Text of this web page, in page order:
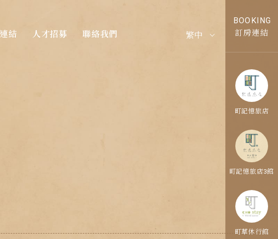
結 人才招募 聯絡我們 繁中
BOOKING
訂房連結
町記憶旅店
町記憶旅店3館
町草休行館